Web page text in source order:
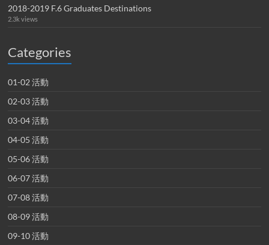
2018-2019 F.6 Graduates Destinations
2.3k views
Categories
01-02 活動
02-03 活動
03-04 活動
04-05 活動
05-06 活動
06-07 活動
07-08 活動
08-09 活動
09-10 活動